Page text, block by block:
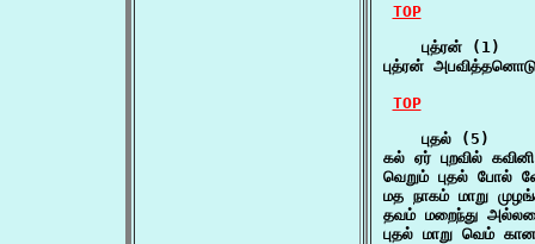
TOP
    புத்ரன் (1)
புத்ரன்
TOP
    புதல் (5)
கல் ஏர் புறவில்
வெறும் புதல் போல்
மத நாகம் மாறு
தவம் மறைந்து
புதல் மாறு வெம்